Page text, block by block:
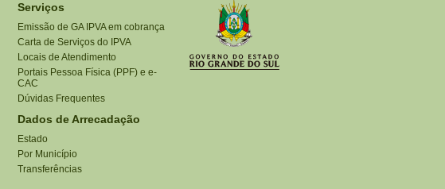
Serviços
Emissão de GA IPVA em cobrança
Carta de Serviços do IPVA
Locais de Atendimento
Portais Pessoa Física (PPF) e e-
CAC
Dúvidas Frequentes
Dados de Arrecadação
Estado
Por Município
Transferências